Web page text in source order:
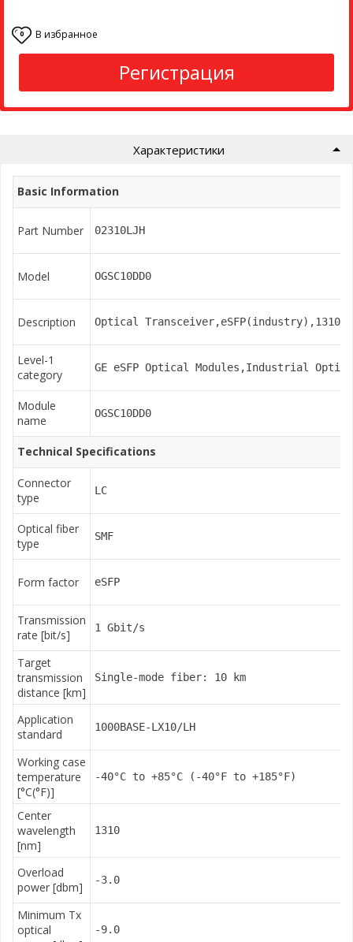
0 В избранное
Регистрация
Характеристики
Basic Information
Part Number 02310LJH
Model OGSC10DD0
Description Optical
Level-1
category
GE eSFP Optical Modules,Industrial
Module
name
OGSC10DD0
Technical Specifications
Connector
type
LC
Optical fiber
type
SMF
Form factor eSFP
Transmission
rate [bit/s]
1 Gbit/s
Target
transmission
distance [km]
Single-mode fiber: 10 km
Application
standard
1000BASE-LX10/LH
Working case
temperature
[°C(°F)]
-40°C to +85°C (-40°F to +185°F)
Center
wavelength
[nm]
1310
Overload
power [dbm]
-3.0
Minimum Tx
optical
-9.0